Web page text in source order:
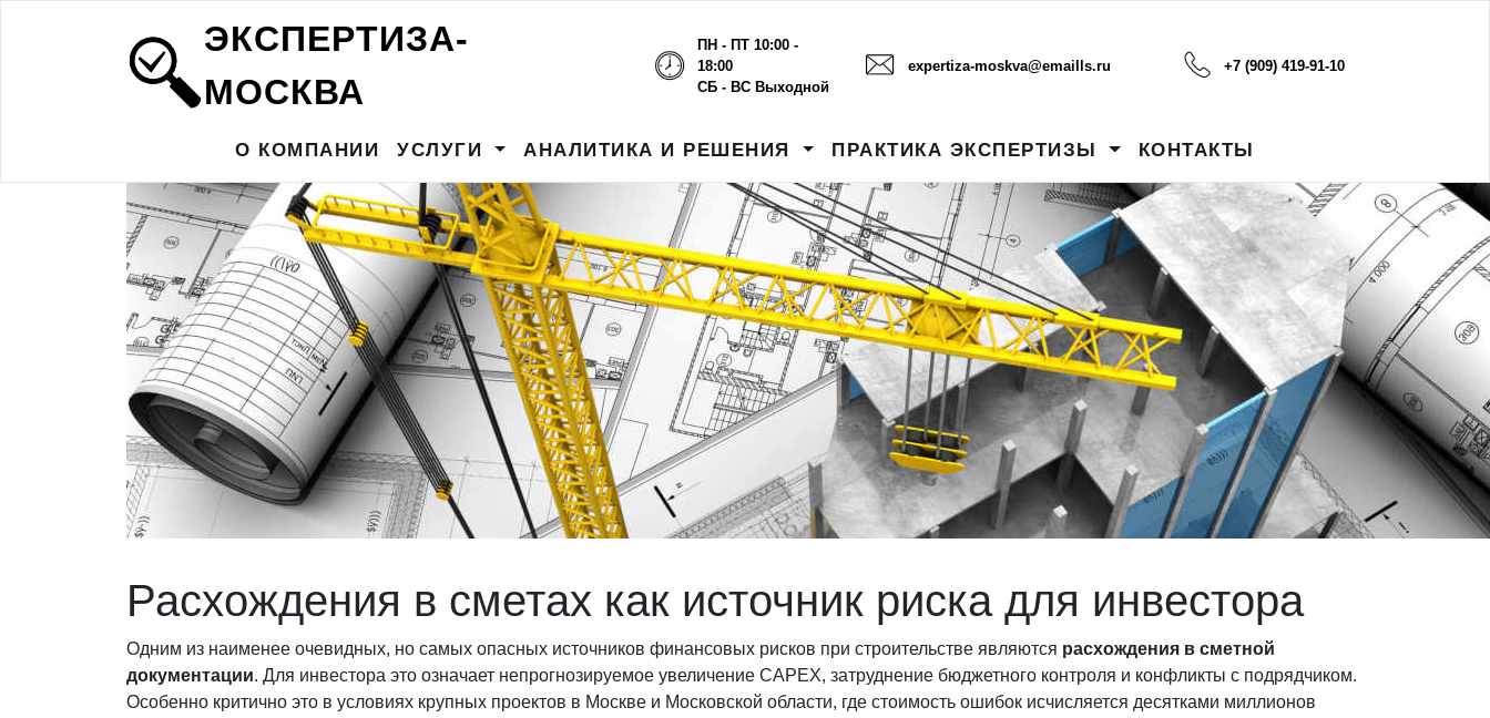
ЭКСПЕРТИЗА-
МОСКВА
ПН - ПТ 10:00 -
18:00
СБ - ВС Выходной
expertiza-moskva@emaills.ru +7 (909) 419-91-10
О КОМПАНИИ УСЛУГИ АНАЛИТИКА И РЕШЕНИЯ ПРАКТИКА ЭКСПЕРТИЗЫ КОНТАКТЫ
Расхождения в сметах как источник риска для инвестора
Одним из наименее очевидных, но самых опасных источников финансовых рисков при строительстве являются расхождения в сметной
документации. Для инвестора это означает непрогнозируемое увеличение CAPEX, затруднение бюджетного контроля и конфликты с подрядчиком.
Особенно критично это в условиях крупных проектов в Москве и Московской области, где стоимость ошибок исчисляется десятками миллионов